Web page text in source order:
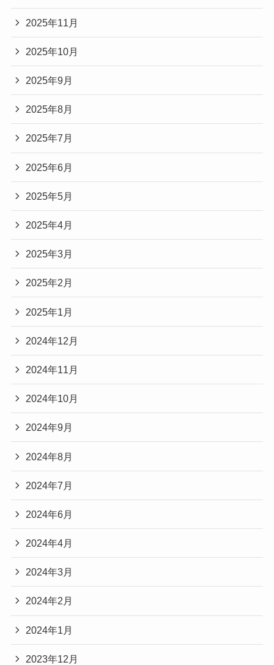
2025年11月
2025年10月
2025年9月
2025年8月
2025年7月
2025年6月
2025年5月
2025年4月
2025年3月
2025年2月
2025年1月
2024年12月
2024年11月
2024年10月
2024年9月
2024年8月
2024年7月
2024年6月
2024年4月
2024年3月
2024年2月
2024年1月
2023年12月